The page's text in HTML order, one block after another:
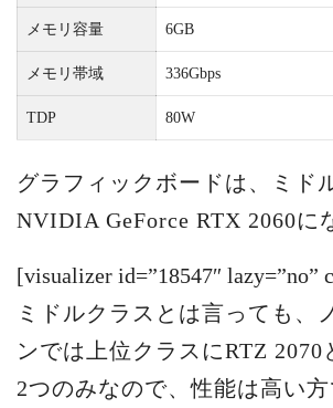
メモリ容量 6GB
メモリ帯域 336Gbps
TDP 80W
グラフィックボードは、ミド
NVIDIA GeForce RTX 2060に
[visualizer id=”18547″ lazy=”no”
ミドルクラスとは言っても、
ンでは上位クラスにRTZ 2070
2つのみなので、性能は高い方